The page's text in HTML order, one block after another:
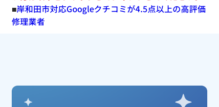
■岸和田市対応Googleクチコミが4.5点以上の高評価
修理業者